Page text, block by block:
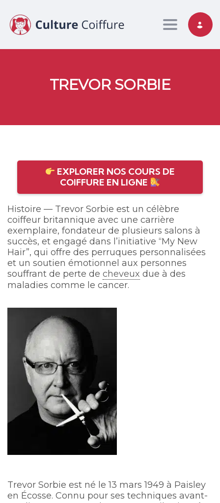
Toggle
TREVOR SORBIE
EXPLORER NOS COURS DE
COIFFURE EN LIGNE
Histoire — Trevor Sorbie est un célèbre
coiffeur britannique avec une carrière
exemplaire, fondateur de plusieurs salons à
succès, et engagé dans l’initiative “My New
Hair”, qui offre des perruques personnalisées
et un soutien émotionnel aux personnes
souffrant de perte de cheveux due à des
maladies comme le cancer.
Trevor Sorbie est né le 13 mars 1949 à Paisley
en Écosse. Connu pour ses techniques avant-